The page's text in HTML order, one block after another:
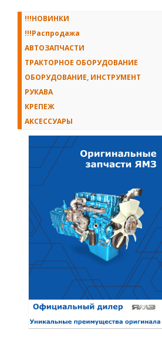
!!!НОВИНКИ
!!!Распродажа
АВТОЗАПЧАСТИ
ТРАКТОРНОЕ ОБОРУДОВАНИЕ
ОБОРУДОВАНИЕ, ИНСТРУМЕНТ
РУКАВА
КРЕПЕЖ
АКСЕССУАРЫ